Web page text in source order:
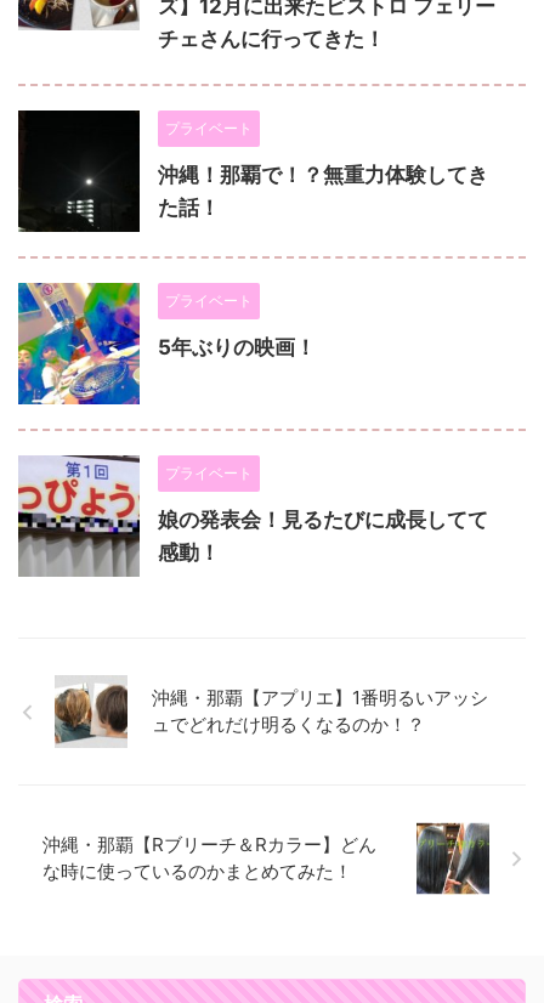
ズ】12月に出来たビストロ フェリー
チェさんに行ってきた！
プライベート
沖縄！那覇で！？無重力体験してき
た話！
プライベート
5年ぶりの映画！
プライベート
娘の発表会！見るたびに成長してて
感動！
沖縄・那覇【アプリエ】1番明るいアッシ
ュでどれだけ明るくなるのか！？
沖縄・那覇【Rブリーチ＆Rカラー】どん
な時に使っているのかまとめてみた！